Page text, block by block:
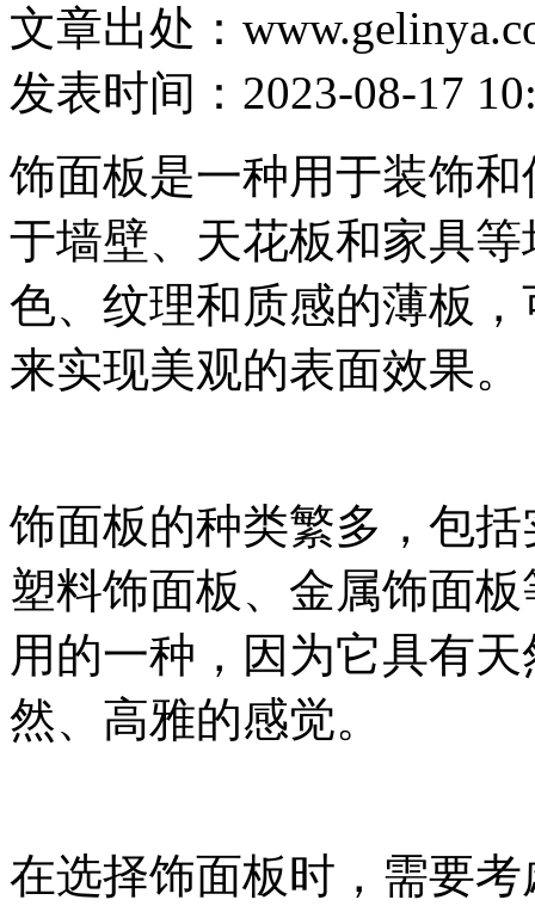
文章出处：
发表时间：2023-08-17
饰面板是一种用于装饰
于墙壁、天花板和家具
色、纹理和质感的薄板
来实现美观的表面效果。
饰面板的种类繁多，包
塑料饰面板、金属饰面
用的一种，因为它具有
然、高雅的感觉。
在选择饰面板时，需要